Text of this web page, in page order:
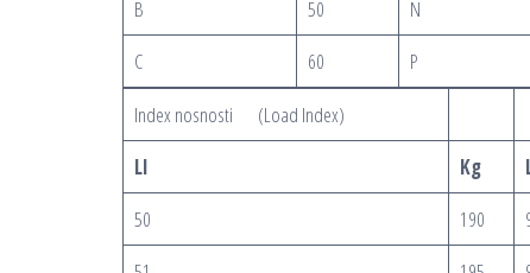
B
50 N
C
60 P
Index nosnosti (Load Index)
LI
Kg
50
190